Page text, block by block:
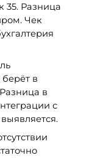
35. Разница
Чек
в
в
с